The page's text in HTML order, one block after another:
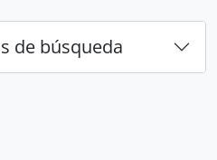
de búsqueda